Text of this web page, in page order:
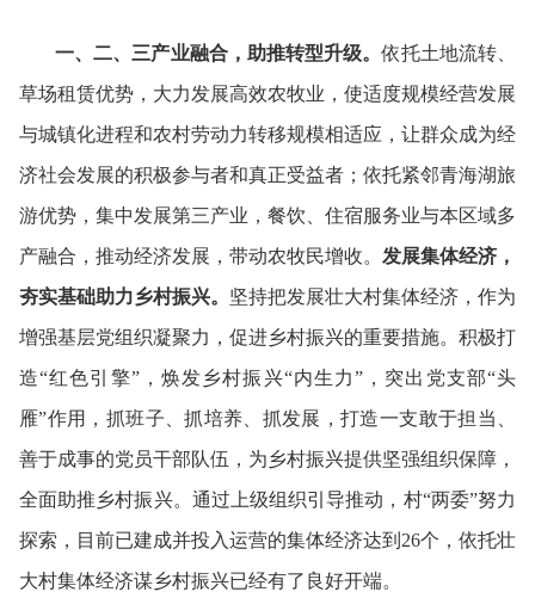
一、二、三产业融合，助推转型升级。依托土地流转、
草场租赁优势，大力发展高效农牧业，使适度规模经营发展
与城镇化进程和农村劳动力转移规模相适应，让群众成为经
济社会发展的积极参与者和真正受益者；依托紧邻青海湖旅
游优势，集中发展第三产业，餐饮、住宿服务业与本区域多
产融合，推动经济发展，带动农牧民增收。 发展集体经济，
夯实基础助力乡村振兴。 坚持把发展壮大村集体经济，作为
增强基层党组织凝聚力，促进乡村振兴的重要措施。积极打
造“红色引擎”，焕发乡村振兴“内生力”，突出党支部“头
雁”作用，抓班子、抓培养、抓发展，打造一支敢于担当、
善于成事的党员干部队伍，为乡村振兴提供坚强组织保障，
全面助推乡村振兴。通过上级组织引导推动，村“两委”努力
探索，目前已建成并投入运营的集体经济达到26个，依托壮
大村集体经济谋乡村振兴已经有了良好开端。